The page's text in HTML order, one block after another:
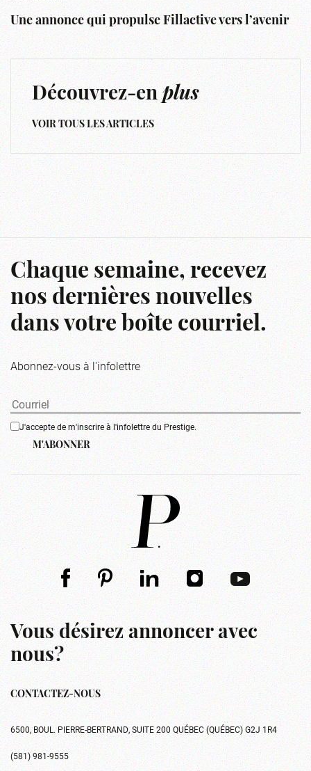
Une annonce qui propulse Fillactive vers l’avenir
Découvrez-enplus
VOIR TOUS LES ARTICLES
Chaque semaine, recevez
nos dernières nouvelles
dans votre boîte courriel.
Abonnez-vous à l'infolettre
J'accepte de m'inscrire à l'infolettre du Prestige.
M'ABONNER
Vous désirez annoncer avec
nous?
CONTACTEZ-NOUS
6500, BOUL. PIERRE-BERTRAND, SUITE 200 QUÉBEC (QUÉBEC) G2J 1R4
(581) 981-9555